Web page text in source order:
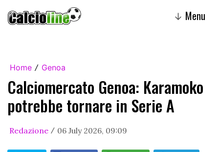
↓ Menu
Home / Genoa
Calciomercato Genoa: Karamoko
potrebbe tornare in Serie A
Redazione / 06 July 2026, 09:09